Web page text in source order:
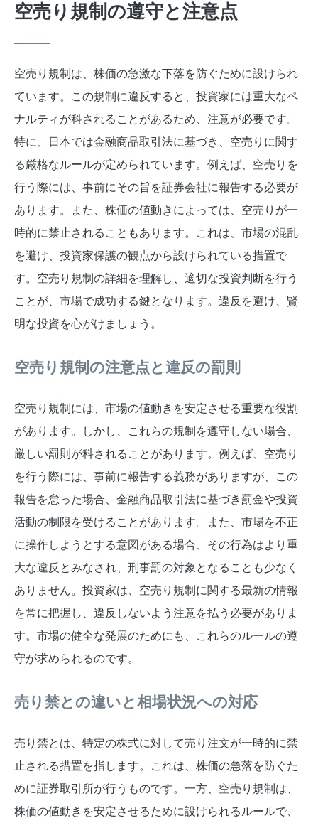
空売り規制の遵守と注意点
空売り規制は、株価の急激な下落を防ぐために設けられ
ています。この規制に違反すると、投資家には重大なペ
ナルティが科されることがあるため、注意が必要です。
特に、日本では金融商品取引法に基づき、空売りに関す
る厳格なルールが定められています。例えば、空売りを
行う際には、事前にその旨を証券会社に報告する必要が
あります。また、株価の値動きによっては、空売りが一
時的に禁止されることもあります。これは、市場の混乱
を避け、投資家保護の観点から設けられている措置で
す。空売り規制の詳細を理解し、適切な投資判断を行う
ことが、市場で成功する鍵となります。違反を避け、賢
明な投資を心がけましょう。
空売り規制の注意点と違反の罰則
空売り規制には、市場の値動きを安定させる重要な役割
があります。しかし、これらの規制を遵守しない場合、
厳しい罰則が科されることがあります。例えば、空売り
を行う際には、事前に報告する義務がありますが、この
報告を怠った場合、金融商品取引法に基づき罰金や投資
活動の制限を受けることがあります。また、市場を不正
に操作しようとする意図がある場合、その行為はより重
大な違反とみなされ、刑事罰の対象となることも少なく
ありません。投資家は、空売り規制に関する最新の情報
を常に把握し、違反しないよう注意を払う必要がありま
す。市場の健全な発展のためにも、これらのルールの遵
守が求められるのです。
売り禁との違いと相場状況への対応
売り禁とは、特定の株式に対して売り注文が一時的に禁
止される措置を指します。これは、株価の急落を防ぐた
めに証券取引所が行うものです。一方、空売り規制は、
株価の値動きを安定させるために設けられるルールで、